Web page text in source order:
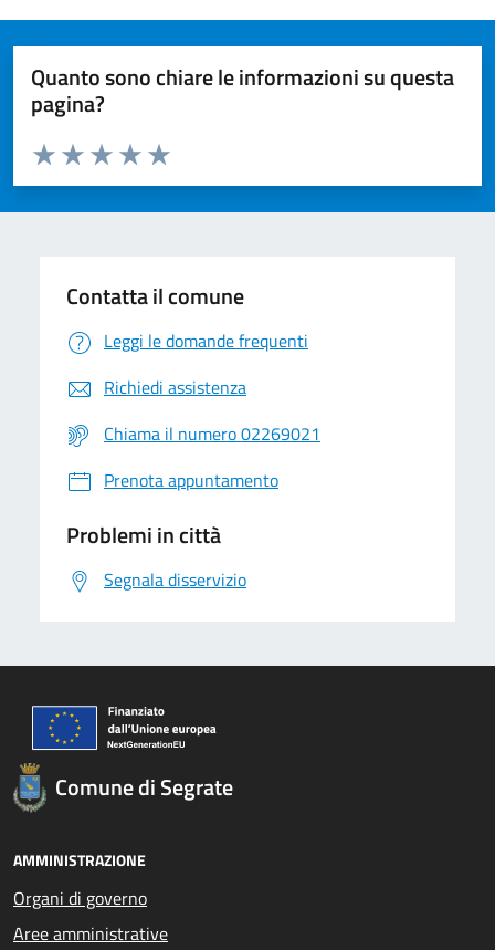
Quanto sono chiare le informazioni su questa
pagina?
Valuta da 1 a 5 stelle la pagina
Valuta 5 stelle su 5
Valuta 4 stelle su 5
Valuta 3 stelle su 5
Valuta 2 stelle su 5
Valuta 1 stelle su 5
Contatta il comune
Leggi le domande frequenti
Richiedi assistenza
Chiama il numero 02269021
Prenota appuntamento
Problemi in città
Segnala disservizio
Comune di Segrate
AMMINISTRAZIONE
Organi di governo
Aree amministrative